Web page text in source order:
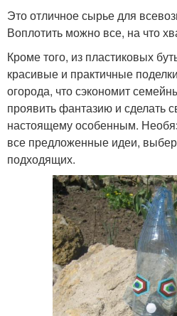
Это отличное сырье для
Воплотить можно все, на что
Кроме того, из пластиковых
красивые и практичные
огорода, что сэкономит
проявить фантазию и сделать
настоящему особенным.
все предложенные идеи,
подходящих.